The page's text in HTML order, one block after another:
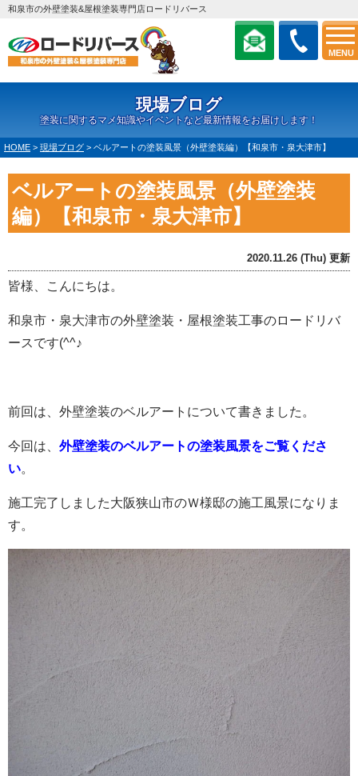
MENU
和泉市の外壁塗装&屋根塗装専門店ロードリバース
現場ブログ
塗装に関するマメ知識やイベントなど最新情報をお届けします！
HOME > 現場ブログ > ベルアートの塗装風景（外壁塗装編）【和泉市・泉大津市】
ベルアートの塗装風景（外壁塗装
編）【和泉市・泉大津市】
2020.11.26 (Thu) 更新
皆様、こんにちは。
和泉市・泉大津市の外壁塗装・屋根塗装工事のロードリバ
ースです(^^♪
前回は、外壁塗装のベルアートについて書きました。
今回は、 外壁塗装のベルアートの塗装風景をご覧くださ
い。
施工完了しました大阪狭山市のＷ様邸の施工風景になりま
す。